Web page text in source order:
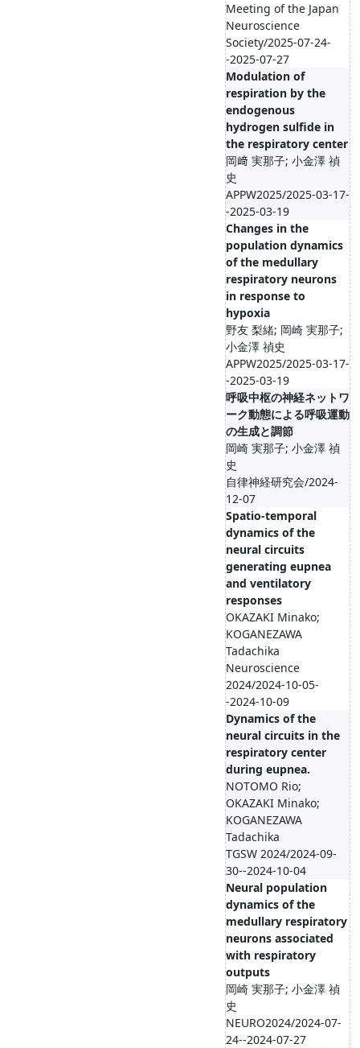
Meeting of the Japan
Neuroscience
Society/2025-07-24-
-2025-07-27
Modulation of
respiration by the
endogenous
hydrogen sulfide in
the respiratory center
岡﨑 実那子; 小金澤 禎
史
APPW2025/2025-03-17-
-2025-03-19
Changes in the
population dynamics
of the medullary
respiratory neurons
in response to
hypoxia
野友 梨緒; 岡崎 実那子;
小金澤 禎史
APPW2025/2025-03-17-
-2025-03-19
呼吸中枢の神経ネットワ
ーク動態による呼吸運動
の⽣成と調節
岡崎 実那子; 小金澤 禎
史
自律神経研究会/2024-
12-07
Spatio-temporal
dynamics of the
neural circuits
generating eupnea
and ventilatory
responses
OKAZAKI Minako;
KOGANEZAWA
Tadachika
Neuroscience
2024/2024-10-05-
-2024-10-09
Dynamics of the
neural circuits in the
respiratory center
during eupnea.
NOTOMO Rio;
OKAZAKI Minako;
KOGANEZAWA
Tadachika
TGSW 2024/2024-09-
30--2024-10-04
Neural population
dynamics of the
medullary respiratory
neurons associated
with respiratory
outputs
岡崎 実那子; 小金澤 禎
史
NEURO2024/2024-07-
24--2024-07-27